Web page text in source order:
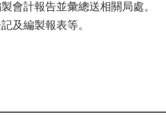
會計報告並彙總送相關局處。
及編製報表等。